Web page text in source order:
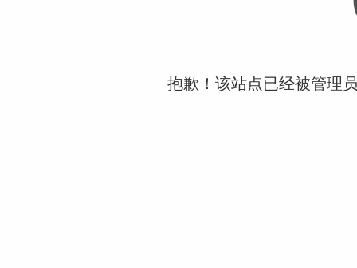
抱歉！该站点已经被管理